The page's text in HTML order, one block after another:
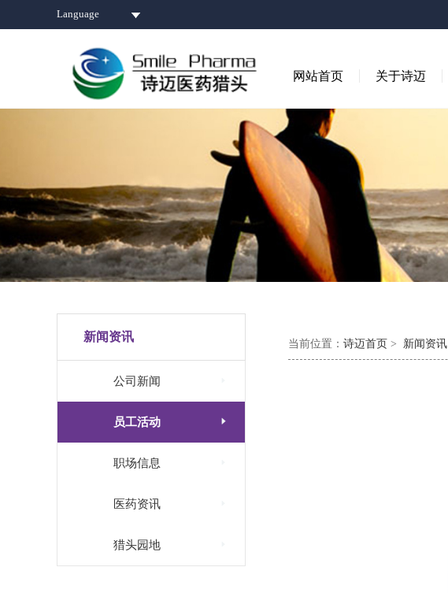
Language
网站首页 关于诗迈
新闻资讯
公司新闻
员工活动 
职场信息
医药资讯
猎头园地
当前位置： 诗迈首页 > 新闻资讯